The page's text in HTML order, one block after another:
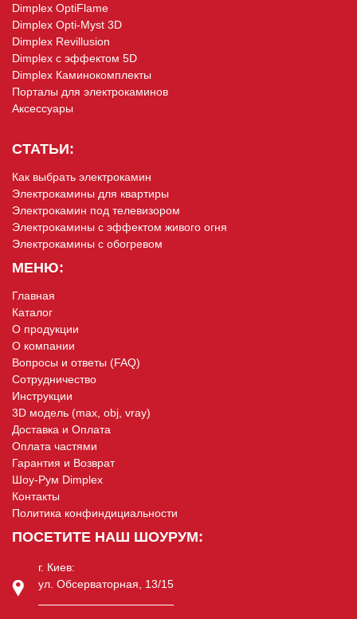
Dimplex OptiFlame
Dimplex Opti-Myst 3D
Dimplex Revillusion
Dimplex с эффектом 5D
Dimplex Каминокомплекты
Порталы для электрокаминов
Аксессуары
СТАТЬИ:
Как выбрать электрокамин
Электрокамины для квартиры
Электрокамин под телевизором
Электрокамины с эффектом живого огня
Электрокамины с обогревом
МЕНЮ:
Главная
Каталог
О продукции
О компании
Вопросы и ответы (FAQ)
Сотрудничество
Инструкции
3D модель (max, obj, vray)
Доставка и Оплата
Оплата частями
Гарантия и Возврат
Шоу-Рум Dimplex
Контакты
Политика конфиндициальности
ПОСЕТИТЕ НАШ ШОУРУМ:
г. Киев:
ул. Обсерваторная, 13/15